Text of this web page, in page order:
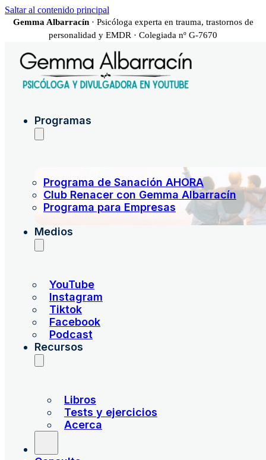
Saltar al contenido principal
Gemma Albarracín· Psicóloga experta en trauma, trastornos de
personalidad y EMDR · Colegiada nº G-7670
Programas
Programa de Sanación AHORA
Club Renacer con Gemma Albarracín
Programa para Empresas
Medios
YouTube
Instagram
Tiktok
Facebook
Podcast
Recursos
Libros
Tests y ejercicios
Acerca